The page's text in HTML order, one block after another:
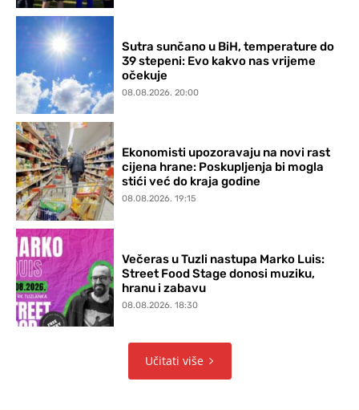
Sutra sunčano u BiH, temperature do
39 stepeni: Evo kakvo nas vrijeme
očekuje
08.08.2026. 20:00
Ekonomisti upozoravaju na novi rast
cijena hrane: Poskupljenja bi mogla
stići već do kraja godine
08.08.2026. 19:15
Večeras u Tuzli nastupa Marko Luis:
Street Food Stage donosi muziku,
hranu i zabavu
08.08.2026. 18:30
Učitati više